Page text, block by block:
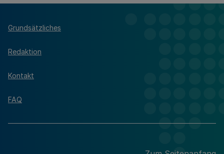
Grundsätzliches
Redaktion
Kontakt
FAQ